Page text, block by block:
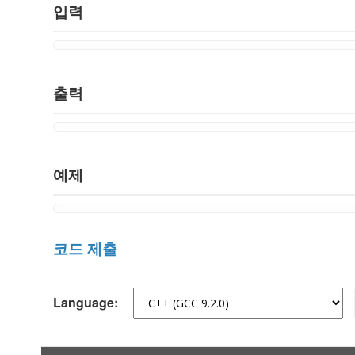
입력
출력
예제
코드 제출
Language: